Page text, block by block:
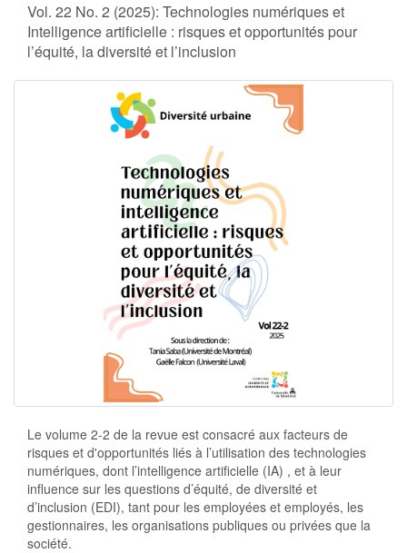
Vol. 22 No. 2 (2025): Technologies numériques et
Intelligence artificielle : risques et opportunités pour
l’équité, la diversité et l’inclusion
Le volume 2-2 de la revue est consacré aux facteurs de
risques et d'opportunités liés à l’utilisation des technologies
numériques, dont l’intelligence artificielle (IA) , et à leur
influence sur les questions d’équité, de diversité et
d’inclusion (EDI), tant pour les employées et employés, les
gestionnaires, les organisations publiques ou privées que la
société.